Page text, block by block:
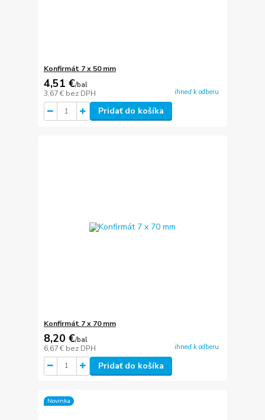
Konfirmát 7 x 50 mm
4,51 €/bal
3,67 € bez DPH ihneď k odberu
Pridať do košíka
Konfirmát 7 x 70 mm
8,20 €/bal
6,67 € bez DPH ihneď k odberu
Pridať do košíka
Novinka